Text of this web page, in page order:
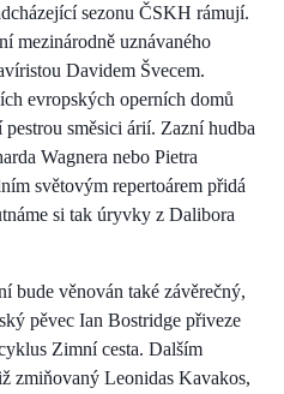
sezonu ČSKH rámují.
mezinárodně uznávaného
Davidem Švecem.
evropských operních domů
směsici árií. Zazní hudba
Wagnera nebo Pietra
světovým repertoárem přidá
si tak úryvky z Dalibora
bude věnován také závěrečný,
pěvec Ian Bostridge přiveze
Zimní cesta. Dalším
zmiňovaný Leonidas Kavakos,